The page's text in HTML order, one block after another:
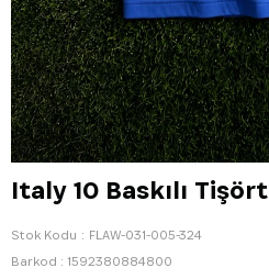
Italy 10 Baskılı Tişört
Stok Kodu
FLAW-031-005-324
Barkod : 1592380884800